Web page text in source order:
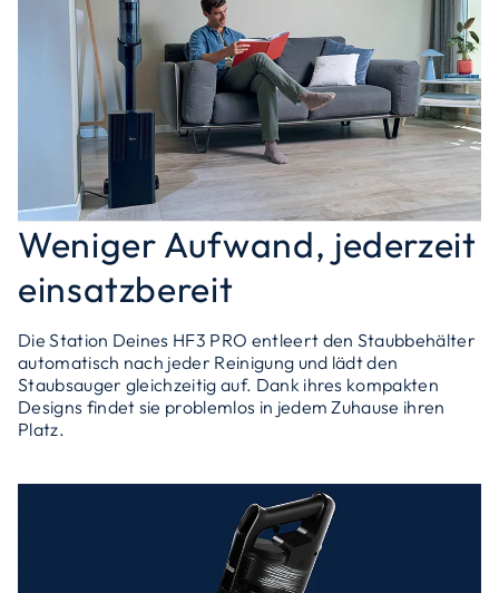
Weniger Aufwand, jederzeit
einsatzbereit
Die Station Deines HF3 PRO entleert den Staubbehälter
automatisch nach jeder Reinigung und lädt den
Staubsauger gleichzeitig auf. Dank ihres kompakten
Designs findet sie problemlos in jedem Zuhause ihren
Platz.